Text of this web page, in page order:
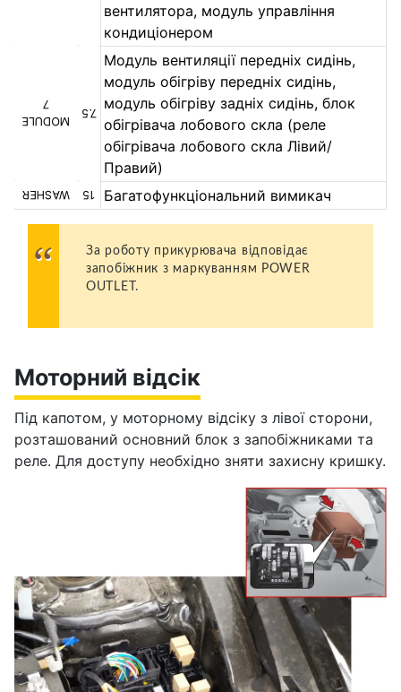
вентилятора, модуль управління
кондиціонером
MODULE
7
7.5
Модуль вентиляції передніх сидінь,
модуль обігріву передніх сидінь,
модуль обігріву задніх сидінь, блок
обігрівача лобового скла (реле
обігрівача лобового скла Лівий/
Правий)
WASHER 15 Багатофункціональний вимикач
За роботу прикурювача відповідає
запобіжник з маркуванням POWER
OUTLET.
Моторний відсік
Під капотом, у моторному відсіку з лівої сторони,
розташований основний блок з запобіжниками та
реле. Для доступу необхідно зняти захисну кришку.